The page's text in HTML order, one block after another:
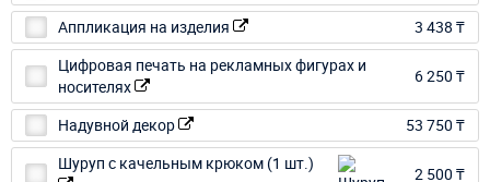
Аппликация на изделия
3 438 ₸
Цифровая печать на рекламных фигурах и
носителях
6 250 ₸
Надувной декор
53 750 ₸
Шуруп с качельным крюком (1 шт.)
2 500 ₸